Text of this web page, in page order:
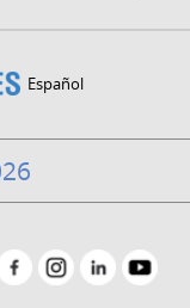
Español